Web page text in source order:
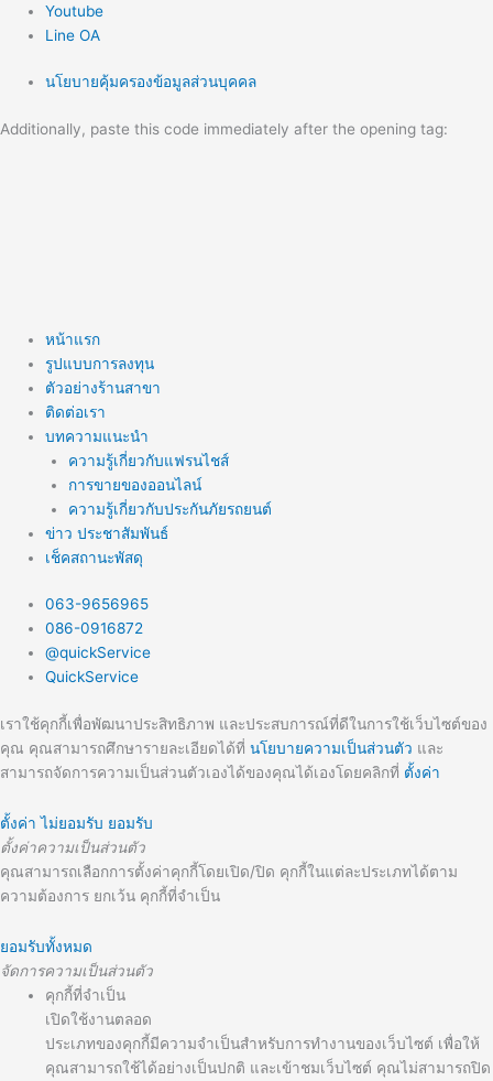
Youtube
Line OA
นโยบายคุ้มครองข้อมูลส่วนบุคคล
Additionally, paste this code immediately after the opening tag:
หน้าแรก
รูปแบบการลงทุน
ตัวอย่างร้านสาขา
ติดต่อเรา
บทความแนะนำ
ความรู้เกี่ยวกับแฟรนไชส์
การขายของออนไลน์
ความรู้เกี่ยวกับประกันภัยรถยนต์
ข่าว ประชาสัมพันธ์
เช็คสถานะพัสดุ
063-9656965
086-0916872
@quickService
QuickService
เราใช้คุกกี้เพื่อพัฒนาประสิทธิภาพ และประสบการณ์ที่ดีในการใช้เว็บไซต์ของ
คุณ คุณสามารถศึกษารายละเอียดได้ที่ นโยบายความเป็นส่วนตัว และ
สามารถจัดการความเป็นส่วนตัวเองได้ของคุณได้เองโดยคลิกที่ ตั้งค่า
ตั้งค่า ไม่ยอมรับ ยอมรับ
ตั้งค่าความเป็นส่วนตัว
คุณสามารถเลือกการตั้งค่าคุกกี้โดยเปิด/ปิด คุกกี้ในแต่ละประเภทได้ตาม
ความต้องการ ยกเว้น คุกกี้ที่จำเป็น
ยอมรับทั้งหมด
จัดการความเป็นส่วนตัว
คุกกี้ที่จำเป็น
เปิดใช้งานตลอด
ประเภทของคุกกี้มีความจำเป็นสำหรับการทำงานของเว็บไซต์ เพื่อให้
คุณสามารถใช้ได้อย่างเป็นปกติ และเข้าชมเว็บไซต์ คุณไม่สามารถปิด